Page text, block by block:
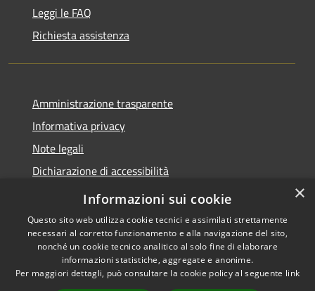
Leggi le FAQ
Richiesta assistenza
Amministrazione trasparente
Informativa privacy
Note legali
Dichiarazione di accessibilità
Feedback accessibilità
Accessibilità
Copyright © 2026 • Città di
Lamezia Terme • Powered by
×
Informazioni sui cookie
Questo sito web utilizza cookie tecnici e assimilati strettamente
necessari al corretto funzionamento e alla navigazione del sito,
nonché un cookie tecnico analitico al solo fine di elaborare
informazioni statistiche, aggregate e anonime.
Per maggiori dettagli, può consultare la cookie policy al seguente link